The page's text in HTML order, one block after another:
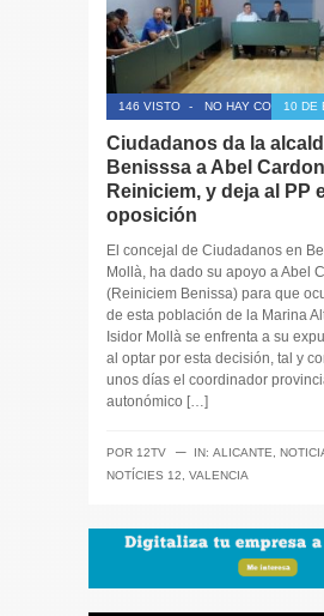
146 VISTO - NO HAY 10 DE
Ciudadanos da la
Benisssa a Abel
Reiniciem, y deja al PP
oposición
El concejal de Ciudadanos en
Mollà, ha dado su apoyo a Abel
(Reiniciem Benissa) para que
de esta población de la Marina
Isidor Mollà se enfrenta a su
al optar por esta decisión, tal y
unos días el coordinador
autonómico […]
POR 12TV ─ IN: ALICANTE,
NOTÍCIES 12, VALENCIA